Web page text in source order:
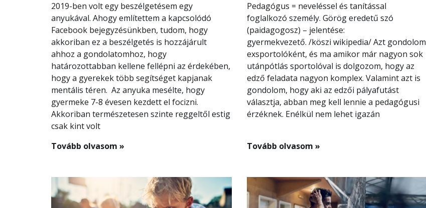
2019-ben volt egy beszélgetésem egy
anyukával. Ahogy említettem a kapcsolódó
Facebook bejegyzésünkben, tudom, hogy
akkoriban ez a beszélgetés is hozzájárult
ahhoz a gondolatomhoz, hogy
határozottabban kellene fellépni az érdekében,
hogy a gyerekek több segítséget kapjanak
mentális téren. Az anyuka mesélte, hogy
gyermeke 7-8 évesen kezdett el focizni.
Akkoriban természetesen szinte reggeltől estig
csak kint volt
Tovább olvasom »
Pedagógus = neveléssel és tanítással
foglalkozó személy. Görög eredetű szó
(paidagogosz) – jelentése:
gyermekvezető. /köszi wikipedia/ Azt gondolom
exsportolóként, és ma amikor már nagyon sok
utánpótlás sportolóval is dolgozom, hogy az
edző feladata nagyon komplex. Valamint azt is
gondolom, hogy aki az edzői pályafutást
választja, abban meg kell lennie a pedagógusi
érzéknek. Enélkül nem lehet igazán
Tovább olvasom »